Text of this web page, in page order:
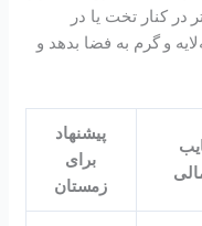
در کنار تخت یا در
و گرم به فضا بدهد و
پیشنهاد
برای
زمستان